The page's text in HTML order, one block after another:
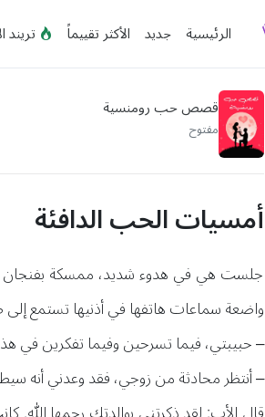
الرئيسية جديد الأكثر تقييماً تريند
قصص حب رومنسية
مفتوح
أمسيات الحب الدافئة
جلست هي في هدوء شديد، ممسكة بفنجان
واضعة سماعات هاتفها في أذنيها تستمع
– حبيبتي، فيما تسرحين وفيما تفكرين في
– أنتظر محادثة من زوجي، فقد وعدني أنه